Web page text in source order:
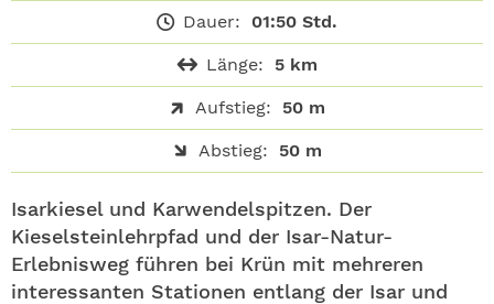
Dauer: 01:50 Std.
Länge: 5 km
Aufstieg: 50 m
Abstieg: 50 m
Isarkiesel und Karwendelspitzen. Der
Kieselsteinlehrpfad und der Isar-Natur-
Erlebnisweg führen bei Krün mit mehreren
interessanten Stationen entlang der Isar und
SHOP